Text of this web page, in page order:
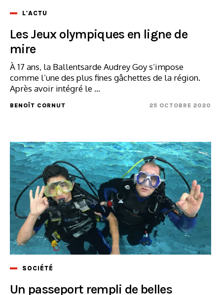
L'ACTU
Les Jeux olympiques en ligne de
mire
À 17 ans, la Ballentsarde Audrey Goy s’impose
comme l’une des plus fines gâchettes de la région.
Après avoir intégré le ...
BENOÎT CORNUT 25 OCTOBRE 2020
SOCIÉTÉ
Un passeport rempli de belles